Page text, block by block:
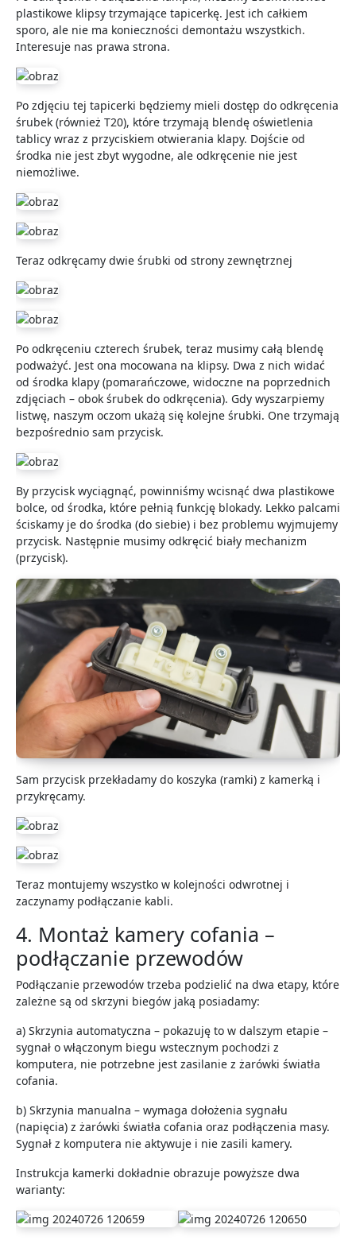
plastikowe klipsy trzymające tapicerkę. Jest ich całkiem
sporo, ale nie ma konieczności demontażu wszystkich.
Interesuje nas prawa strona.
Po zdjęciu tej tapicerki będziemy mieli dostęp do odkręcenia
śrubek (również T20), które trzymają blendę oświetlenia
tablicy wraz z przyciskiem otwierania klapy. Dojście od
środka nie jest zbyt wygodne, ale odkręcenie nie jest
niemożliwe.
Teraz odkręcamy dwie śrubki od strony zewnętrznej
Po odkręceniu czterech śrubek, teraz musimy całą blendę
podważyć. Jest ona mocowana na klipsy. Dwa z nich widać
od środka klapy (pomarańczowe, widoczne na poprzednich
zdjęciach – obok śrubek do odkręcenia). Gdy wyszarpiemy
listwę, naszym oczom ukażą się kolejne śrubki. One trzymają
bezpośrednio sam przycisk.
By przycisk wyciągnąć, powinniśmy wcisnąć dwa plastikowe
bolce, od środka, które pełnią funkcję blokady. Lekko palcami
ściskamy je do środka (do siebie) i bez problemu wyjmujemy
przycisk. Następnie musimy odkręcić biały mechanizm
(przycisk).
Sam przycisk przekładamy do koszyka (ramki) z kamerką i
przykręcamy.
Teraz montujemy wszystko w kolejności odwrotnej i
zaczynamy podłączanie kabli.
4. Montaż kamery cofania –
podłączanie przewodów
Podłączanie przewodów trzeba podzielić na dwa etapy, które
zależne są od skrzyni biegów jaką posiadamy:
a) Skrzynia automatyczna – pokazuję to w dalszym etapie –
sygnał o włączonym biegu wstecznym pochodzi z
komputera, nie potrzebne jest zasilanie z żarówki światła
cofania.
b) Skrzynia manualna – wymaga dołożenia sygnału
(napięcia) z żarówki światła cofania oraz podłączenia masy.
Sygnał z komputera nie aktywuje i nie zasili kamery.
Instrukcja kamerki dokładnie obrazuje powyższe dwa
warianty: